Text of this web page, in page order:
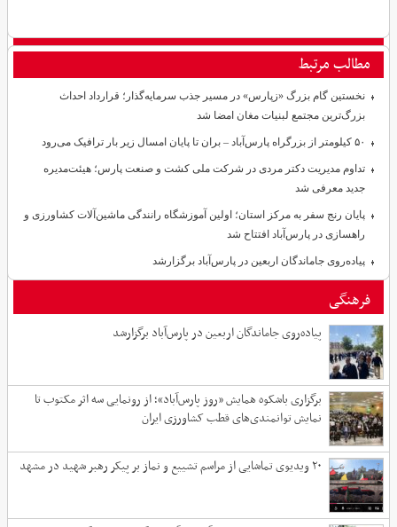
مطالب مرتبط
نخستین گام بزرگ «زپارس» در مسیر جذب سرمایه‌گذار؛ قرارداد احداث
بزرگ‌ترین مجتمع لبنیات مغان امضا شد
۵۰ کیلومتر از بزرگراه پارس‌آباد – بران تا پایان امسال زیر بار ترافیک می‌رود
تداوم مدیریت دکتر مردی در شرکت ملی کشت و صنعت پارس؛ هیئت‌مدیره
جدید معرفی شد
پایان رنج سفر به مرکز استان؛ اولین آموزشگاه رانندگی ماشین‌آلات کشاورزی و
راهسازی در پارس‌آباد افتتاح شد
پیاده‌روی جاماندگان اربعین در پارس‌آباد برگزارشد
فرهنگی
پیاده‌روی جاماندگان اربعین در پارس‌آباد برگزارشد
برگزاری باشکوه همایش «روز پارس‌آباد»؛ از رونمایی سه اثر مکتوب تا
نمایش توانمندی‌های قطب کشاورزی ایران
۲۰ ویدیوی تماشایی از مراسم تشییع و نماز بر پیکر رهبر شهید در مشهد